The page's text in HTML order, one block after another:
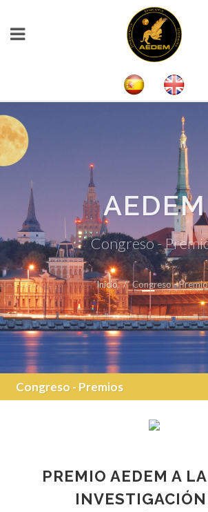
AEDEM
Congreso -
Inicio Congreso -
Congreso - Premios
PREMIO AEDEM A